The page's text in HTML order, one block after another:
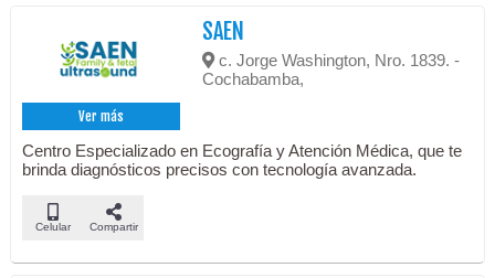
Ver más
SAEN
c. Jorge Washington, Nro. 1839. -
Cochabamba,
Centro Especializado en Ecografía y Atención Médica, que te
brinda diagnósticos precisos con tecnología avanzada.
Celular Compartir